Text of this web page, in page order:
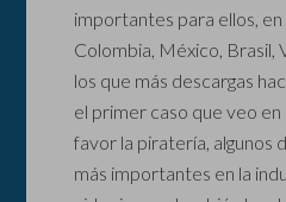
importantes para ellos,
Colombia, México, Brasil,
los que más descargas
el primer caso que veo en
favor la piratería, algunos
más importantes en la